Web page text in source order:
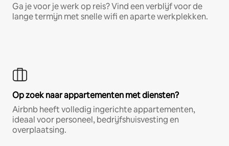
Ga je voor je werk op reis? Vind een verblijf voor de
lange termijn met snelle wifi en aparte werkplekken.
Op zoek naar appartementen met diensten?
Airbnb heeft volledig ingerichte appartementen,
ideaal voor personeel, bedrijfshuisvesting en
overplaatsing.